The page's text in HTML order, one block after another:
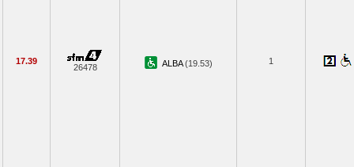
17.39
26478 ALBA(19.53) 1